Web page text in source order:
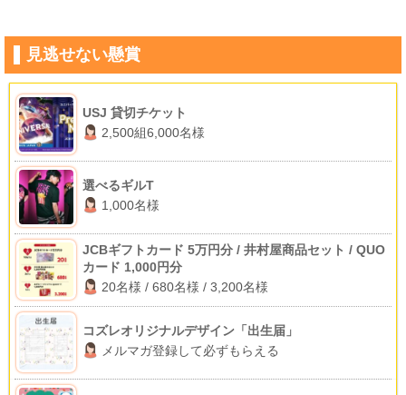
見逃せない懸賞
USJ 貸切チケット
2,500組6,000名様
選べるギルT
1,000名様
JCBギフトカード 5万円分 / 井村屋商品セット / QUO
カード 1,000円分
20名様 / 680名様 / 3,200名様
コズレオリジナルデザイン「出生届」
メルマガ登録して必ずもらえる